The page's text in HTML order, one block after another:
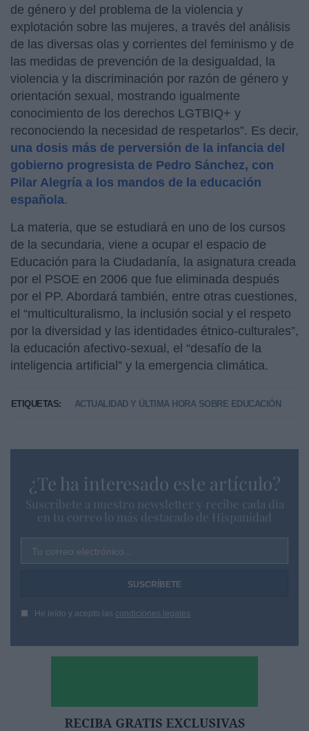
de género y del problema de la violencia y
explotación sobre las mujeres, a través del análisis
de las diversas olas y corrientes del feminismo y de
las medidas de prevención de la desigualdad, la
violencia y la discriminación por razón de género y
orientación sexual, mostrando igualmente
conocimiento de los derechos LGTBIQ+ y
reconociendo la necesidad de respetarlos”. Es decir,
una dosis más de perversión de la infancia del
gobierno progresista de Pedro Sánchez, con
Pilar Alegría a los mandos de la educación
española.
La materia, que se estudiará en uno de los cursos
de la secundaria, viene a ocupar el espacio de
Educación para la Ciudadanía, la asignatura creada
por el PSOE en 2006 que fue eliminada después
por el PP. Abordará también, entre otras cuestiones,
el “multiculturalismo, la inclusión social y el respeto
por la diversidad y las identidades étnico-culturales”,
la educación afectivo-sexual, el “desafío de la
inteligencia artificial” y la emergencia climática.
ETIQUETAS: ACTUALIDAD Y ÚLTIMA HORA SOBRE EDUCACIÓN
¿Te ha interesado este artículo?
Suscríbete a nuestro newsletter y recibe cada dia
en tu correo lo más destacado de Hispanidad
Tu correo electrónico...
He leído y acepto las condiciones legales